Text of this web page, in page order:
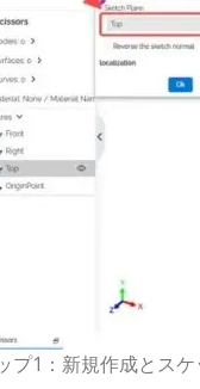
プ1：新規作成とス